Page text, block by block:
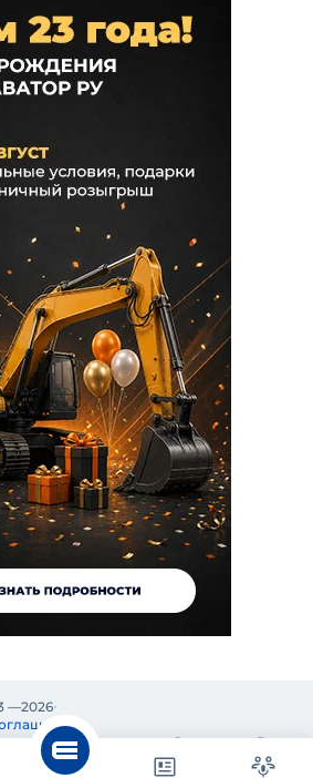
—2026
Реклама на Экскаватор Ру
Экскаватор.Ру предназначены